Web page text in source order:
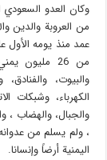
وكان العدو
عمد منذ يومه الأول
من 26 مليون
والبيوت،
الكهرباء، وشبكات
والجبال، والهضاب ،
، ولم يسلم من
اليمنية أرضاً وإنسانا.